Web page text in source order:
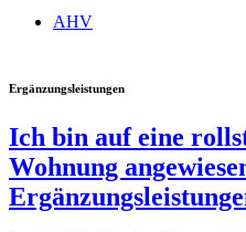
AHV
Ergänzungsleistungen
Ich bin auf eine
Wohnung